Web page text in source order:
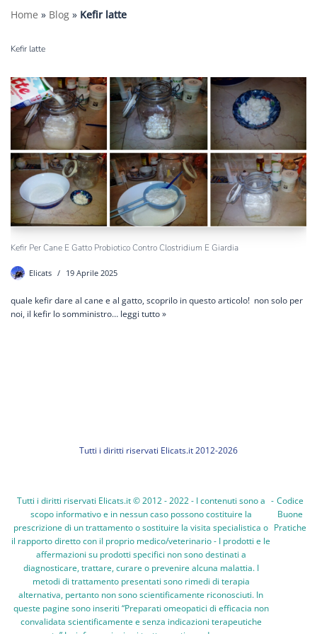
Home » Blog » Kefir latte
Kefir latte
Kefir Per Cane E Gatto Probiotico Contro Clostridium E Giardia
Elicats 19 Aprile 2025
quale kefir dare al cane e al gatto, scoprilo in questo articolo! non solo per
noi, il kefir lo somministro… leggi tutto »
Tutti i diritti riservati Elicats.it 2012-2026
Tutti i diritti riservati Elicats.it © 2012 - 2022 - I contenuti sono a
scopo informativo e in nessun caso possono costituire la
prescrizione di un trattamento o sostituire la visita specialistica o
il rapporto diretto con il proprio medico/veterinario - I prodotti e le
affermazioni su prodotti specifici non sono destinati a
diagnosticare, trattare, curare o prevenire alcuna malattia. I
metodi di trattamento presentati sono rimedi di terapia
alternativa, pertanto non sono scientificamente riconosciuti. In
queste pagine sono inseriti “Preparati omeopatici di efficacia non
convalidata scientificamente e senza indicazioni terapeutiche
- Codice
Buone
Pratiche